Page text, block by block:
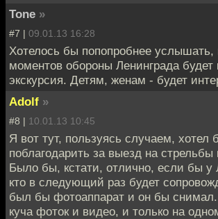
Tone »
#7 | 09.01.13 16:28
Хотелось бы попопробнее услышать,
моментов обороны Ленинграда будет
экскурсия. Детям, женам - будет
Adolf »
#8 | 10.01.13 10:45
Я вот тут, пользуясь случаем, хотел
поблагодарить за выезд на
Было бы, кстати, отлично, если бы у
кто в следующий раз будет
был бы фотоаппарат и он бы
куча фоток и видео, и только на